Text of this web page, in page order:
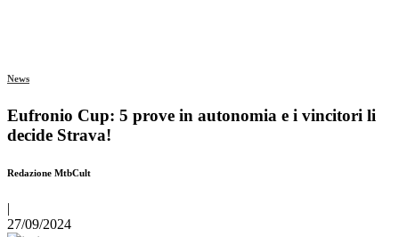
News
Eufronio Cup: 5 prove in autonomia e i vincitori li
decide Strava!
Redazione MtbCult
|
27/09/2024